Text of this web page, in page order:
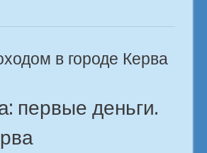
рисков
ниша
свободна
Керва»
в городе Керва
первые деньги.